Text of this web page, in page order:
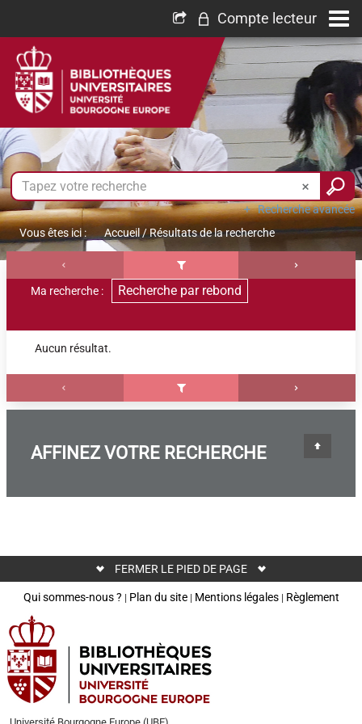
Compte lecteur
Recherche avancée
Vous êtes ici :
Accueil /Résultats de la recherche
Ma recherche : Recherche par rebond
Aucun résultat.
AFFINEZ VOTRE RECHERCHE
FERMER LE PIED DE PAGE
Qui sommes-nous ? | Plan du site| Mentions légales| Règlement